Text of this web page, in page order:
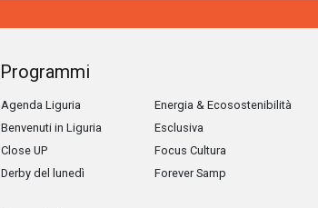
Programmi
Agenda Liguria
Benvenuti in Liguria
Close UP
Derby del lunedì
Energia & Ecosostenibilità
Esclusiva
Focus Cultura
Forever Samp